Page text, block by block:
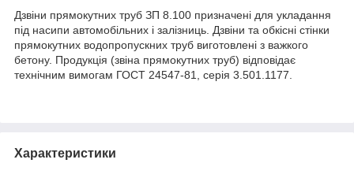
Дзвіни прямокутних труб ЗП 8.100 призначені для укладання
під насипи автомобільних і залізниць. Дзвіни та обкісні стінки
прямокутних водопропускних труб виготовлені з важкого
бетону. Продукція (звіна прямокутних труб) відповідає
технічним вимогам ГОСТ 24547-81, серія 3.501.1177.
Характеристики